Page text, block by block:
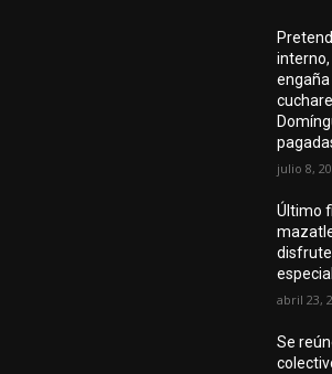
julio 8,
Último
especial
abril 23,
Se